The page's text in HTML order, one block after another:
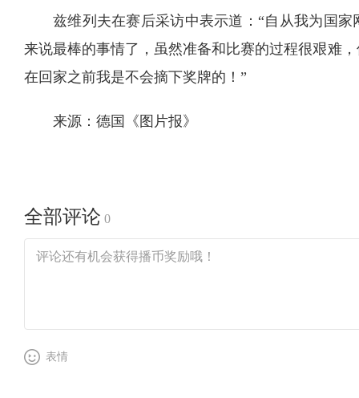
兹维列夫在赛后采访中表示道：“自从我为国
来说最棒的事情了，虽然准备和比赛的过程很艰难
在回家之前我是不会摘下奖牌的！”
来源：德国《图片报》
全部评论 0
表情